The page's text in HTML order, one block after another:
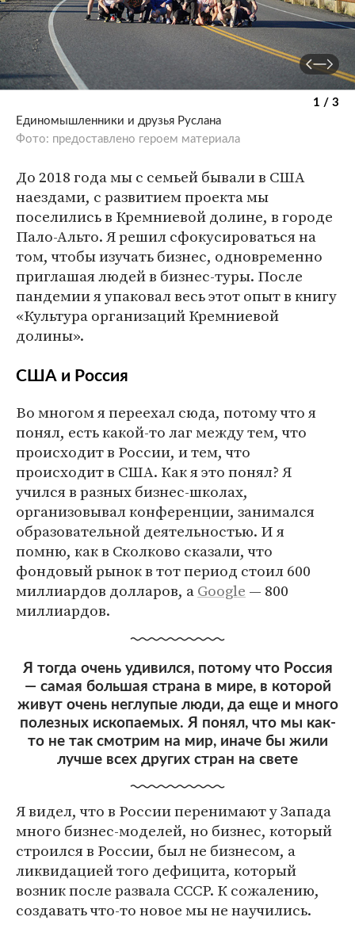
1 / 3
Единомышленники и друзья Руслана
Фото: предоставлено героем материала
До 2018 года мы с семьей бывали в США
наездами, с развитием проекта мы
поселились в Кремниевой долине, в городе
Пало-Альто. Я решил сфокусироваться на
том, чтобы изучать бизнес, одновременно
приглашая людей в бизнес-туры. После
пандемии я упаковал весь этот опыт в книгу
«Культура организаций Кремниевой
долины».
США и Россия
Во многом я переехал сюда, потому что я
понял, есть какой-то лаг между тем, что
происходит в России, и тем, что
происходит в США. Как я это понял? Я
учился в разных бизнес-школах,
организовывал конференции, занимался
образовательной деятельностью. И я
помню, как в Сколково сказали, что
фондовый рынок в тот период стоил 600
миллиардов долларов, аGoogle — 800
миллиардов.
Я тогда очень удивился, потому что Россия
— самая большая страна в мире, в которой
живут очень неглупые люди, да еще и много
полезных ископаемых. Я понял, что мы как-
то не так смотрим на мир, иначе бы жили
лучше всех других стран на свете
Я видел, что в России перенимают у Запада
много бизнес-моделей, но бизнес, который
строился в России, был не бизнесом, а
ликвидацией того дефицита, который
возник после развала СССР. К сожалению,
создавать что-то новое мы не научились.